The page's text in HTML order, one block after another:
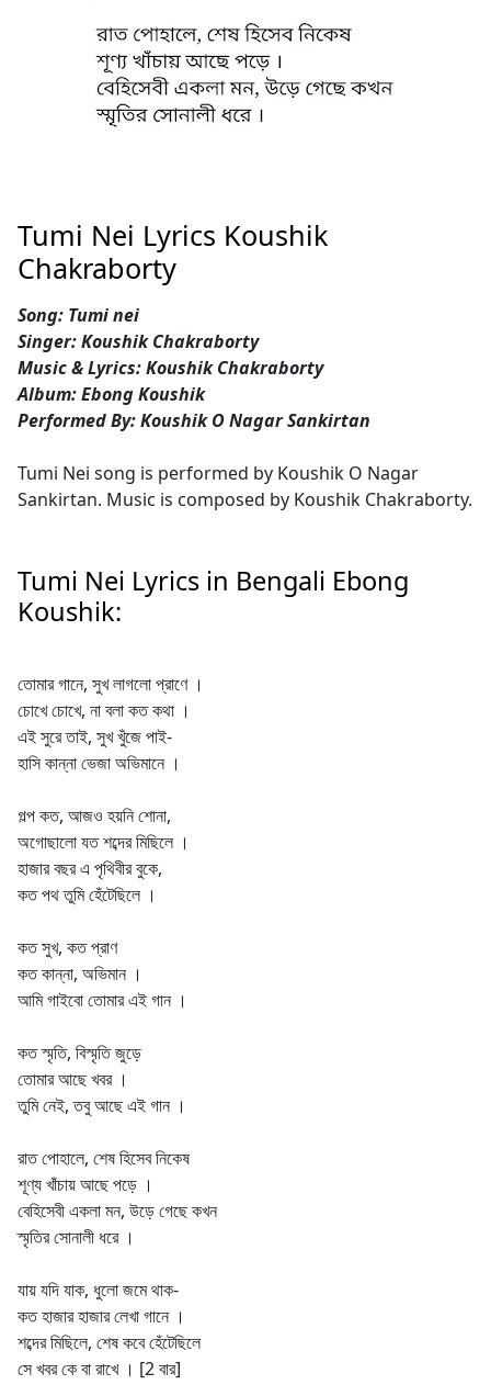
Tumi Nei Lyrics Koushik
Chakraborty
Song: Tumi nei
Singer: Koushik Chakraborty
Music & Lyrics: Koushik Chakraborty
Album: Ebong Koushik
Performed By: Koushik O Nagar Sankirtan
Tumi Nei song is performed by Koushik O Nagar
Sankirtan. Music is composed by Koushik Chakraborty.
Tumi Nei Lyrics in Bengali Ebong
Koushik:
তোমার গানে, সুখ লাগলো প্রাণে ।
চোখে চোখে, না বলা কত কথা ।
এই সুরে তাই, সুখ খুঁজে পাই-
হাসি কান্না ভেজা অভিমানে ।
গল্প কত, আজও হয়নি শোনা,
অগোছালো যত শব্দের মিছিলে ।
হাজার বছর এ পৃথিবীর বুকে,
কত পথ তুমি হেঁটেছিলে ।
কত সুখ, কত প্রাণ
কত কান্না, অভিমান ।
আমি গাইবো তোমার এই গান ।
কত স্মৃতি, বিস্মৃতি জুড়ে
তোমার আছে খবর ।
তুমি নেই, তবু আছে এই গান ।
রাত পোহালে, শেষ হিসেব নিকেষ
শূণ্য খাঁচায় আছে পড়ে ।
বেহিসেবী একলা মন, উড়ে গেছে কখন
স্মৃতির সোনালী ধরে ।
যায় যদি যাক, ধুলো জমে থাক-
কত হাজার হাজার লেখা গানে ।
শব্দের মিছিলে, শেষ কবে হেঁটেছিলে
সে খবর কে বা রাখে । [2 বার]